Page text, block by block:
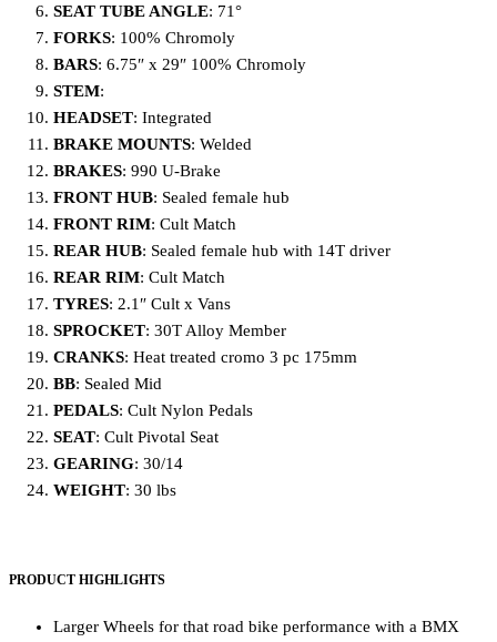
SEAT TUBE ANGLE: 71°
FORKS: 100% Chromoly
BARS: 6.75″ x 29″ 100% Chromoly
STEM:
HEADSET: Integrated
BRAKE MOUNTS: Welded
BRAKES: 990 U-Brake
FRONT HUB: Sealed female hub
FRONT RIM: Cult Match
REAR HUB: Sealed female hub with 14T driver
REAR RIM: Cult Match
TYRES: 2.1″ Cult x Vans
SPROCKET: 30T Alloy Member
CRANKS: Heat treated cromo 3 pc 175mm
BB: Sealed Mid
PEDALS: Cult Nylon Pedals
SEAT: Cult Pivotal Seat
GEARING: 30/14
WEIGHT: 30 lbs
PRODUCT HIGHLIGHTS
Larger Wheels for that road bike performance with a BMX